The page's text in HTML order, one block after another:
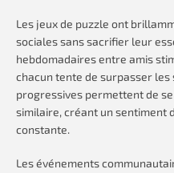
Les jeux de puzzle ont
sociales sans sacrifier leur
hebdomadaires entre amis
chacun tente de surpasser les
progressives permettent de
similaire, créant un sentiment
constante.
Les événements